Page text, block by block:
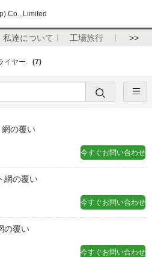
Co., Limited
私達について 工場旅行 >>
イヤー. (7)
の覆い
今すぐお問い合わせ
網の覆い
今すぐお問い合わせ
の覆い
今すぐお問い合わせ